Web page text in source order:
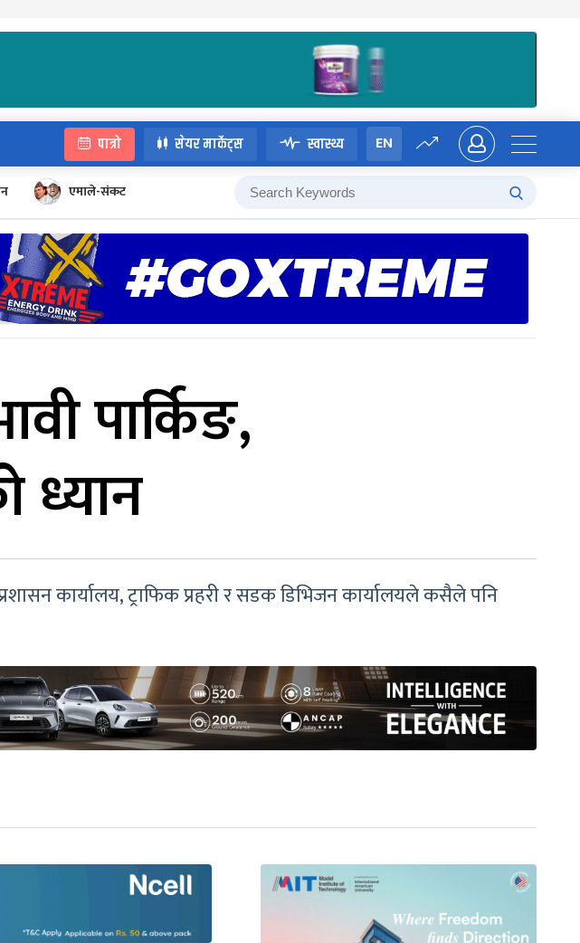
पात्रो सेयर मार्केट्स स्वास्थ्य EN
एमाले-संकट
पार्किङ,
ध्यान
कार्यालय, ट्राफिक प्रहरी र सडक डिभिजन कार्यालयले कसैले पनि